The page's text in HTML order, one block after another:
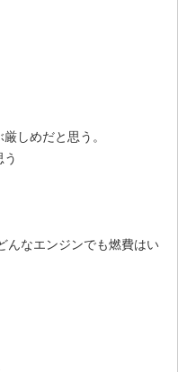
しめだと思う。
んなエンジンでも燃費はい